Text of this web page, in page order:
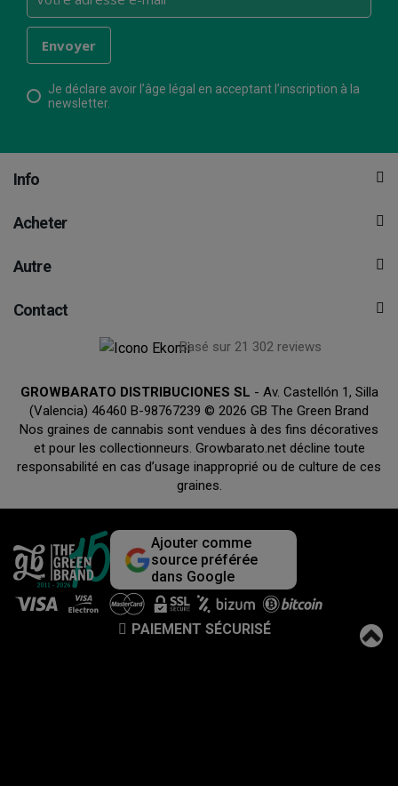
Je déclare avoir l’âge légal en acceptant l’inscription à la
newsletter.
Info
Acheter
Autre
Contact
Basé sur 21 302 reviews
GROWBARATO DISTRIBUCIONES SL - Av. Castellón 1, Silla
(Valencia) 46460 B-98767239 © 2026 GB The Green Brand
Nos graines de cannabis sont vendues à des fins décoratives
et pour les collectionneurs. Growbarato.net décline toute
responsabilité en cas d’usage inapproprié ou de culture de ces
graines.
Ajouter comme
source préférée
dans Google
PAIEMENT SÉCURISÉ